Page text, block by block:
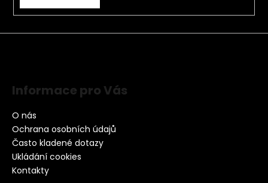
Informace pro Vás
O nás
Ochrana osobních údajů
Často kladené dotazy
Ukládání cookies
Kontakty